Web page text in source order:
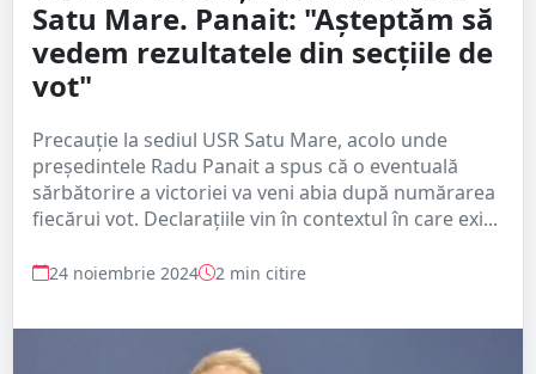
Satu Mare. Panait: "Așteptăm să
vedem rezultatele din secțiile de
vot"
Precauție la sediul USR Satu Mare, acolo unde
președintele Radu Panait a spus că o eventuală
sărbătorire a victoriei va veni abia după numărarea
fiecărui vot. Declarațiile vin în contextul în care exi...
24 noiembrie 2024 2 min citire